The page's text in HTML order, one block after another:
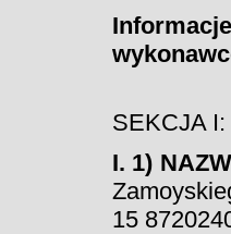
SEKCJA
I. 1)
15